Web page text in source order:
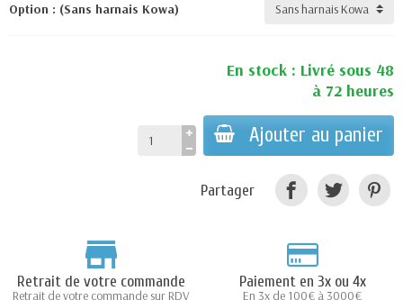
Option : (Sans harnais Kowa)
En stock : Livré sous 48
à 72 heures
Ajouter au panier
Partager
Retrait de votre commande
Retrait de votre commande sur RDV
Paiement en 3x ou 4x
En 3x de 100€ à 3000€